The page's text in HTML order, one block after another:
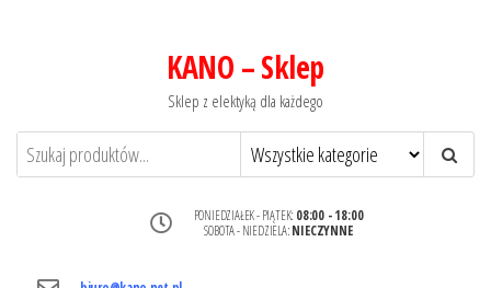
KANO – Sklep
Sklep z elektyką dla każdego
PONIEDZIAŁEK - PIĄTEK: 08:00 - 18:00
SOBOTA - NIEDZIELA:NIECZYNNE